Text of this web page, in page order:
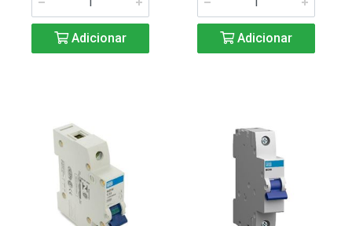
Adicionar Adicionar